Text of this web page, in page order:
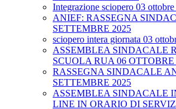
Integrazione sciopero 03
ANIEF: RASSEGNA
SETTEMBRE 2025
sciopero intera giornata 03
ASSEMBLEA SINDACALE
SCUOLA RUA 06 OTTOBRE
RASSEGNA SINDACALE
SETTEMBRE 2025
ASSEMBLEA SINDACALE
LINE IN ORARIO DI